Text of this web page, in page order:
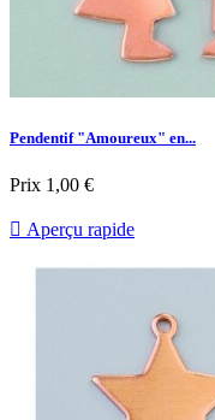
Pendentif "Amoureux" en...
Prix 1,00 €
 Aperçu rapide